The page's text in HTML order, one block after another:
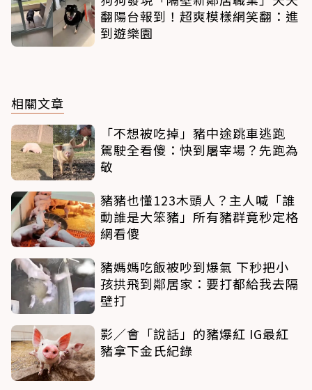
翻陽台報到！超爽模樣網笑翻：進
到遊樂園
相關文章
「不想被吃掉」豬中途跳車逃跑
駕駛全看傻：快到屠宰場？先跑為
敬
豬豬也懂123木頭人？主人喊「誰
動誰是大笨豬」所有豬群竟秒定格
網看傻
豬媽媽吃飯被吵到爆氣 下秒把小
孩拱飛到鄰居家：要打都給我去隔
壁打
影／會「說話」的豬爆紅 IG最紅
豬拿下金氏紀錄